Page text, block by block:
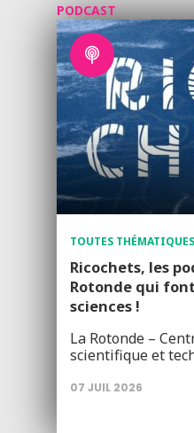
PODCAST
TOUTES THÉMATIQUES
Ricochets, les
Rotonde qui
sciences !
La Rotonde –
scientifique et
07 JUIL 2026